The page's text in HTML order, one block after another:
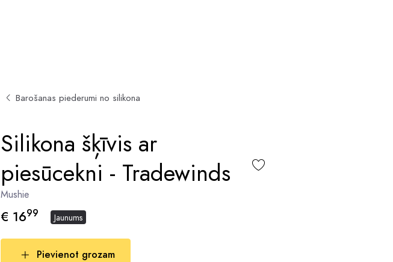
Barošanas piederumi no silikona
Silikona šķīvis ar
piesūcekni - Tradewinds
Mushie
€ 1699 Jaunums
Pievienot grozam